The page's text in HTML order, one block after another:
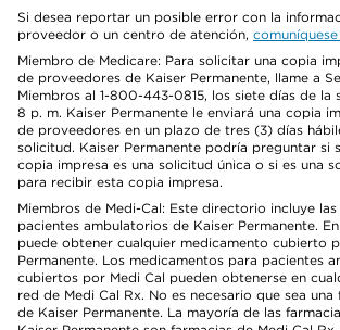
Si desea reportar un posible error con la
proveedor o un centro de atención,
Miembro de Medicare: Para solicitar una copia
de proveedores de Kaiser Permanente, llame a
Miembros al 1-800-443-0815, los siete días de la
8 p. m. Kaiser Permanente le enviará una copia
de proveedores en un plazo de tres (3) días
solicitud. Kaiser Permanente podría preguntar si
copia impresa es una solicitud única o si es una
para recibir esta copia impresa.
Miembros de Medi-Cal: Este directorio incluye
pacientes ambulatorios de Kaiser Permanente.
puede obtener cualquier medicamento cubierto
Permanente. Los medicamentos para pacientes
cubiertos por Medi Cal pueden obtenerse en
red de Medi Cal Rx. No es necesario que sea
de Kaiser Permanente. La mayoría de las